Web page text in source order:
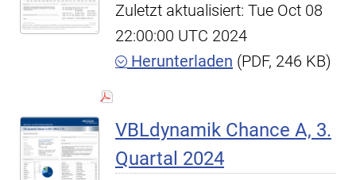
Zuletzt aktualisiert: Tue Oct 08
22:00:00 UTC 2024
Herunterladen (PDF, 246 KB)
VBLdynamik Chance A, 3.
Quartal 2024